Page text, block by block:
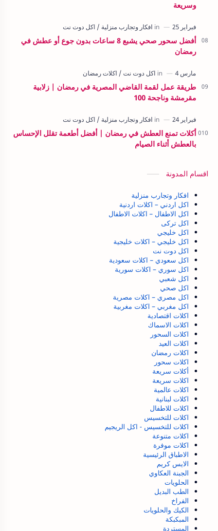
وسريعة
أفضل سحور صحي يشبع 8 ساعات بدون جوع أو عطش في
رمضان
طريقة عمل لقمة القاضي المصرية في رمضان | زلابية
مقرمشة وناجحة 100
أكلات تمنع العطش في رمضان | أفضل أطعمة تقلل الإحساس
بالعطش أثناء الصيام
اقسام المدونة
افكار وتجارب منزلية
اكل اردني – اكلات اردنية
اكل الاطفال – اكلات الاطفال
اكل تركى
اكل خليجي
اكل خليجي – اكلات خليجية
اكل دوت نت
اكل سعودي – اكلات سعودية
اكل سوري – اكلات سورية
اكل شعبي
اكل صحي
اكل مصري – اكلات مصرية
اكل مغربي – اكلات مغربية
اكلات اقتصادية
اكلات الاسماك
اكلات السحور
اكلات العيد
اكلات رمضان
اكلات سحور
أكلات سريعة
اكلات سريعة
اكلات عالمية
اكلات لبنانية
اكلات للاطفال
اكلات للتخسيس
اكلات للتخسيس - اكل الريجيم
اكلات متنوعة
اكلات موفرة
الاطباق الرئيسية
الايس كريم
الجبنة العكاوي
الحلويات
الطب البديل
الفراخ
الكيك والحلويات
المبكبكة
المستردة